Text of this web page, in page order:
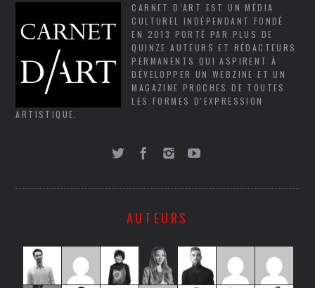
CARNET D’ART EST UN MÉDIA
CULTUREL INDÉPENDANT FONDÉ
EN 2013 PORTÉ PAR PLUS DE
QUINZE AUTEURS ET RÉDACTEURS
PERMANENTS QUI ASPIRENT À
DÉVELOPPER UN WEBZINE ET UN
MAGAZINE PROCHES DE TOUTES
LES FORMES D'EXPRESSION
ARTISTIQUE.
AUTEURS